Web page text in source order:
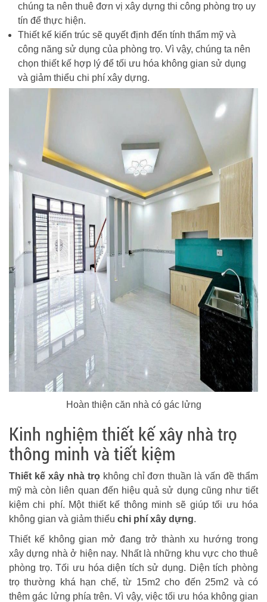
chúng ta nên thuê đơn vị xây dựng thi công phòng trọ uy
tín để thực hiện.
Thiết kế kiến trúc sẽ quyết định đến tính thẩm mỹ và
công năng sử dụng của phòng trọ. Vì vậy, chúng ta nên
chọn thiết kế hợp lý để tối ưu hóa không gian sử dụng
và giảm thiểu chi phí xây dựng.
Hoàn thiện căn nhà có gác lửng
Kinh nghiệm thiết kế xây nhà trọ
thông minh và tiết kiệm
Thiết kế xây nhà trọkhông chỉ đơn thuần là vấn đề thẩm
mỹ mà còn liên quan đến hiệu quả sử dụng cũng như tiết
kiệm chi phí. Một thiết kế thông minh sẽ giúp tối ưu hóa
không gian và giảm thiểu chi phí xây dựng.
Thiết kế không gian mở đang trở thành xu hướng trong
xây dựng nhà ở hiện nay. Nhất là những khu vực cho thuê
phòng trọ. Tối ưu hóa diện tích sử dụng. Diện tích phòng
trọ thường khá hạn chế, từ 15m2 cho đến 25m2 và có
thêm gác lửng phía trên. Vì vậy, việc tối ưu hóa không gian